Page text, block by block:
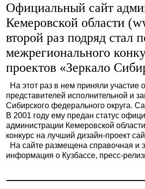
Официальный сайт
Кемеровской области
второй раз подряд стал
межрегионального
проектов «Зеркало
На этот раз в нем приняли участие
представителей исполнительной и
Сибирского федерального округа.
В 2001 году ему предан статус
администрации Кемеровской
конкурс на лучший дизайн-проект
На сайте размещена справочная и
информация о Кузбассе, пресс-